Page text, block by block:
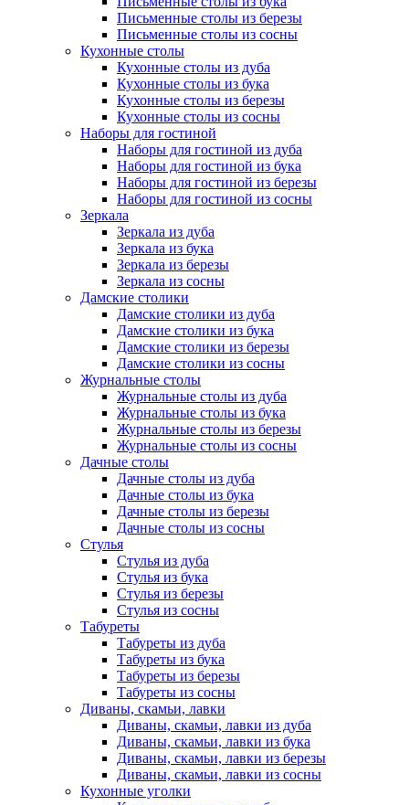
Письменные столы из березы
Письменные столы из сосны
Кухонные столы
Кухонные столы из дуба
Кухонные столы из бука
Кухонные столы из березы
Кухонные столы из сосны
Наборы для гостиной
Наборы для гостиной из дуба
Наборы для гостиной из бука
Наборы для гостиной из березы
Наборы для гостиной из сосны
Зеркала
Зеркала из дуба
Зеркала из бука
Зеркала из березы
Зеркала из сосны
Дамские столики
Дамские столики из дуба
Дамские столики из бука
Дамские столики из березы
Дамские столики из сосны
Журнальные столы
Журнальные столы из дуба
Журнальные столы из бука
Журнальные столы из березы
Журнальные столы из сосны
Дачные столы
Дачные столы из дуба
Дачные столы из бука
Дачные столы из березы
Дачные столы из сосны
Стулья
Стулья из дуба
Стулья из бука
Стулья из березы
Стулья из сосны
Табуреты
Табуреты из дуба
Табуреты из бука
Табуреты из березы
Табуреты из сосны
Диваны, скамьи, лавки
Диваны, скамьи, лавки из дуба
Диваны, скамьи, лавки из бука
Диваны, скамьи, лавки из березы
Диваны, скамьи, лавки из сосны
Кухонные уголки